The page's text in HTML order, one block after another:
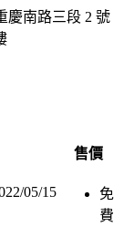
慶南路三段 2 號
售價
05/15
免
費